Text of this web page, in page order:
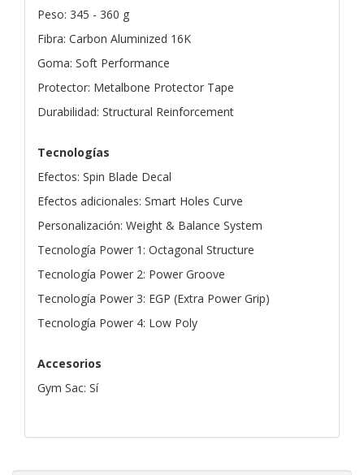
Peso: 345 - 360 g
Fibra: Carbon Aluminized 16K
Goma: Soft Performance
Protector: Metalbone Protector Tape
Durabilidad: Structural Reinforcement
Tecnologías
Efectos: Spin Blade Decal
Efectos adicionales: Smart Holes Curve
Personalización: Weight & Balance System
Tecnología Power 1: Octagonal Structure
Tecnología Power 2: Power Groove
Tecnología Power 3: EGP (Extra Power Grip)
Tecnología Power 4: Low Poly
Accesorios
Gym Sac: Sí